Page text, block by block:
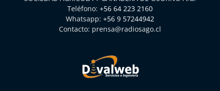
Teléfono: +56 64 223 2160
Whatsapp: +56 9 57244942
Contacto: prensa@radiosago.cl